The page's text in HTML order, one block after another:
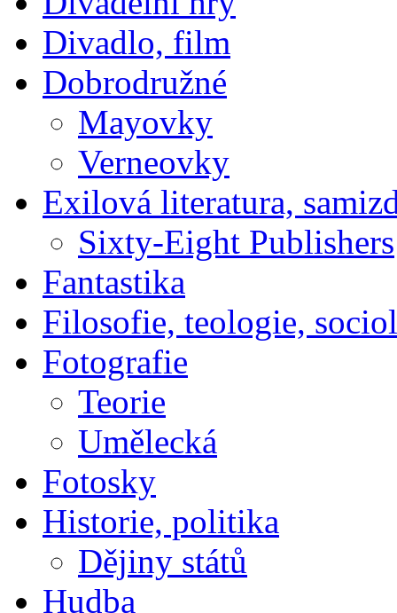
Divadlo, film
Dobrodružné
Mayovky
Verneovky
Exilová literatura,
Sixty-Eight Publishers
Fantastika
Filosofie, teologie,
Fotografie
Teorie
Umělecká
Fotosky
Historie, politika
Dějiny států
Hudba